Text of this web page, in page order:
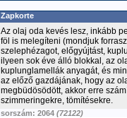
Zapkorte
Az olaj oda kevés lesz, inkább
föl is melegíteni (mondjuk
szelephézagot, előgyújtást,
ilyeen sok éve álló blokkal, az
kuplunglamellák anyagát, és
az előző gazdájának, hogy az
megbüdösödött, akkor erre
szimmeringekre, tömítésekre.
sorszám: 2064 (72122)